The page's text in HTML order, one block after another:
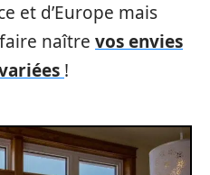
et d’Europe mais
naître vos envies
!